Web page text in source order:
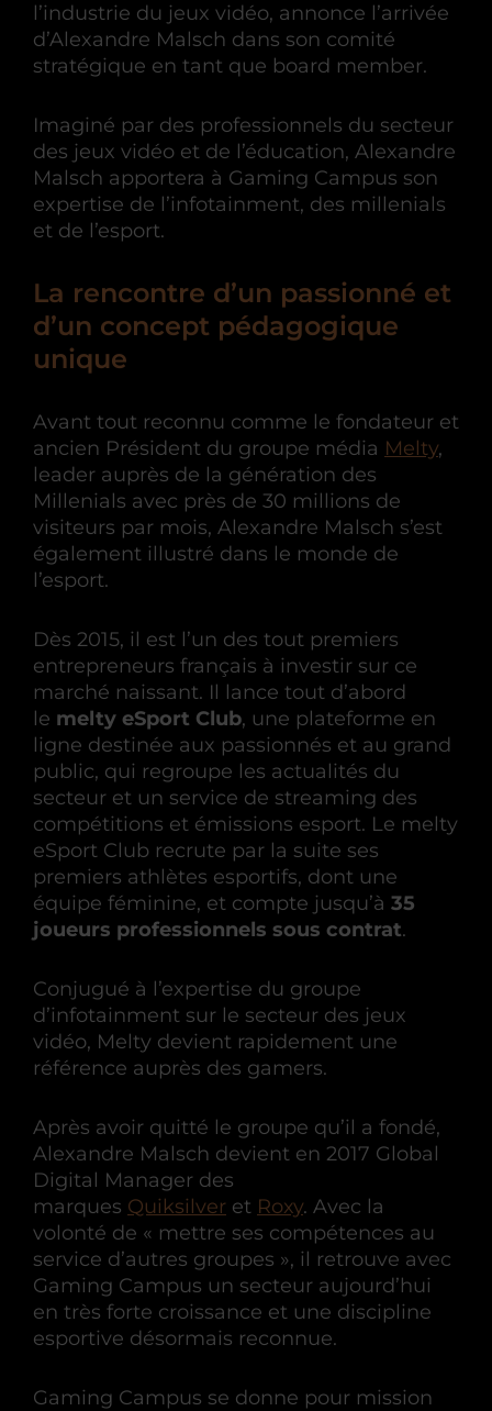
l’industrie du jeux vidéo, annonce l’arrivée
d’Alexandre Malsch dans son comité
stratégique en tant que board member.
Imaginé par des professionnels du secteur
des jeux vidéo et de l’éducation, Alexandre
Malsch apportera à Gaming Campus son
expertise de l’infotainment, des millenials
et de l’esport.
La rencontre d’un passionné et
d’un concept pédagogique
unique
Avant tout reconnu comme le fondateur et
ancien Président du groupe média Melty,
leader auprès de la génération des
Millenials avec près de 30 millions de
visiteurs par mois, Alexandre Malsch s’est
également illustré dans le monde de
l’esport.
Dès 2015, il est l’un des tout premiers
entrepreneurs français à investir sur ce
marché naissant. Il lance tout d’abord
le melty eSport Club, une plateforme en
ligne destinée aux passionnés et au grand
public, qui regroupe les actualités du
secteur et un service de streaming des
compétitions et émissions esport. Le melty
eSport Club recrute par la suite ses
premiers athlètes esportifs, dont une
équipe féminine, et compte jusqu’à 35
joueurs professionnels sous contrat.
Conjugué à l’expertise du groupe
d’infotainment sur le secteur des jeux
vidéo, Melty devient rapidement une
référence auprès des gamers.
Après avoir quitté le groupe qu’il a fondé,
Alexandre Malsch devient en 2017 Global
Digital Manager des
marques Quiksilver et Roxy. Avec la
volonté de « mettre ses compétences au
service d’autres groupes », il retrouve avec
Gaming Campus un secteur aujourd’hui
en très forte croissance et une discipline
esportive désormais reconnue.
Gaming Campus se donne pour mission